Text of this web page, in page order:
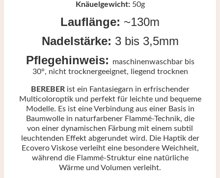
Knäuelgewicht:50g
Lauflänge: ~130m
Nadelstärke: 3 bis 3,5mm
Pflegehinweis:
maschinenwaschbar bis
30°, nicht trocknergeeignet, liegend trocknen
BEREBERist ein Fantasiegarn in erfrischender
Multicoloroptik und perfekt für leichte und bequeme
Modelle. Es ist eine Verbindung aus einer Basis in
Baumwolle in naturfarbener Flammé-Technik, die
von einer dynamischen Färbung mit einem subtil
leuchtenden Effekt abgerundet wird. Die Haptik der
Ecovero Viskose verleiht eine besondere Weichheit,
während die Flammé-Struktur eine natürliche
Wärme und Volumen verleiht.